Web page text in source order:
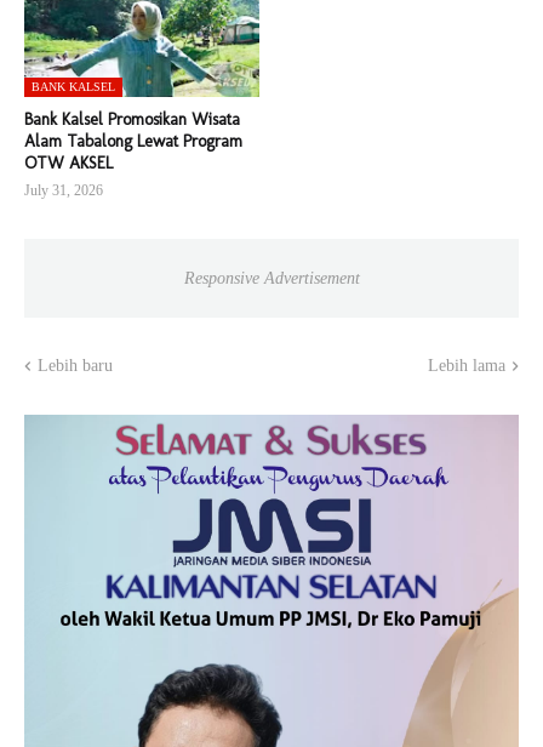
BANK KALSEL
Bank Kalsel Promosikan Wisata
Alam Tabalong Lewat Program
OTW AKSEL
July 31, 2026
Responsive Advertisement
Lebih baru Lebih lama